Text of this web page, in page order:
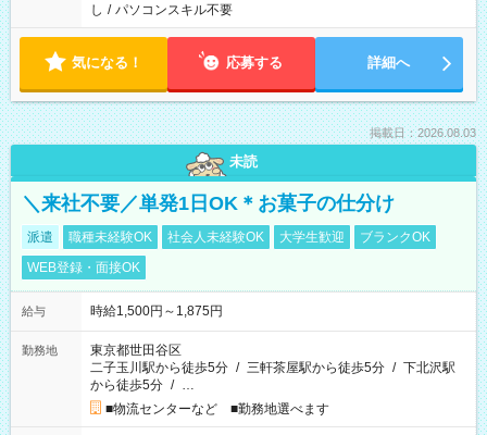
し / パソコンスキル不要
気になる！ 応募する 詳細へ
掲載日：2026.08.03
未読
＼来社不要／単発1日OK＊お菓子の仕分け
派遣 職種未経験OK 社会人未経験OK 大学生歓迎
ブランクOK
WEB登録・面接OK
給与 時給1,500円～1,875円
勤務地
東京都世田谷区
二子玉川駅から徒歩5分 / 三軒茶屋駅から徒歩5分 / 下北沢駅
から徒歩5分 / …
■物流センターなど ■勤務地選べます